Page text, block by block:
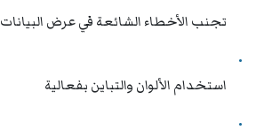
تجنب الأخطاء الشائعة في عرض البيانات
استخدام الألوان والتباين بفعالية